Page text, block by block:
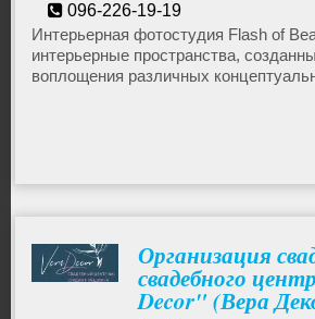
Мода и стиль
Уход за животными
096-226-19-19
tseomashko93@gmail.com
Интерьерная фотостудия Flash of
интерьерные пространства,
воплощения различных
Организация
свадебного
Decor" (Вера